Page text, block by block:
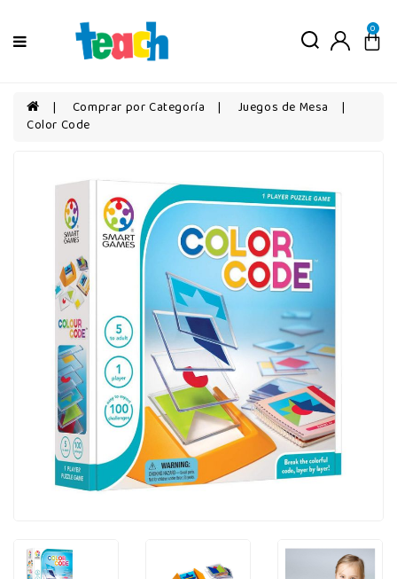
Niñas
Bebés
categorías
0
Comprar por Categoría
Juegos de Mesa
Color Code